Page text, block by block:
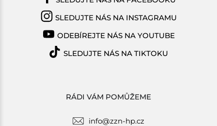
RÁDI VÁM POMŮŽEME
info@zzn-hp.cz
SLEDUJTE NÁS NA INSTAGRAMU
ODEBÍREJTE NÁS NA YOUTUBE
SLEDUJTE NÁS NA TIKTOKU